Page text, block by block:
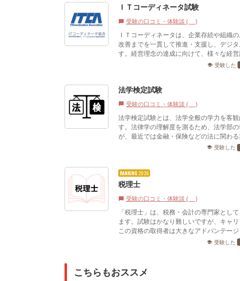
ＩＴコーディネータ試験
chat_bubble 受験の口コミ・体験談 (2)
ＩＴコーディネータは、企業存続や組織
改善までを一貫して推進・支援し、デジ
す。経営理念の達成に向けて、様々な経
school 受験した
法学検定試験
chat_bubble 受験の口コミ・体験談 (1)
法学検定試験とは、法学全般の学力を客
す。法律学の理解度を測るため、法学部
が、最近では金融・保険などの法に関わ
school 受験した
RANKING2026
税理士
chat_bubble 受験の口コミ・体験談 (0)
「税理士」は、税務・会計の専門家とし
ます。試験はかなり難しいですが、キャ
この資格の取得者は大きなアドバンテージ
school 受験した
こちらもおススメ